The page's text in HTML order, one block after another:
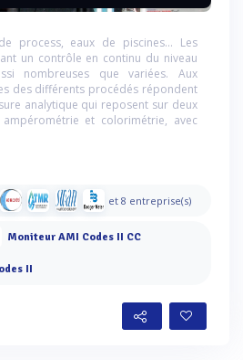
process, eaux de piscines... Les
un contrôle en continu du niveau
nombreuses que variées. Aux
des différents procédés répondent
analytique qui reposent sur deux
et colorimétrie, avec
et 8 entreprise(s)
Moniteur AMI Codes II CC
II